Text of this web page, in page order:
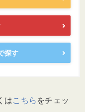
探す
はこちらをチェッ